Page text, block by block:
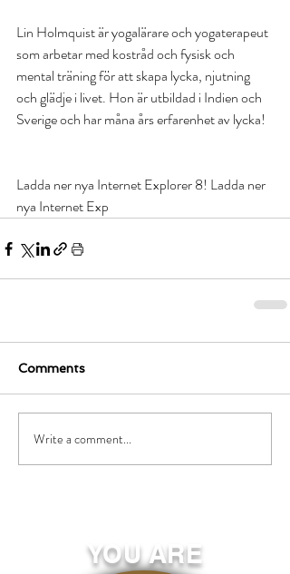
Lin Holmquist är yogalärare och yogaterapeut
som arbetar med kostråd och fysisk och
mental träning för att skapa lycka, njutning
och glädje i livet. Hon är utbildad i Indien och
Sverige och har måna års erfarenhet av lycka!
Ladda ner nya Internet Explorer 8! Ladda ner
nya Internet Exp
Comments
Write a comment...
YOU ARE